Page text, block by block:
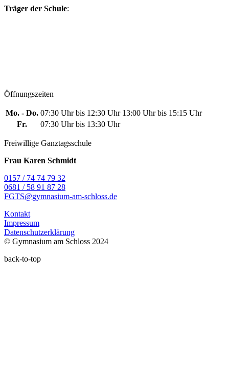
Träger der Schule:
Öffnungszeiten
Mo. - Do. 07:30 Uhr bis 12:30 Uhr 13:00 Uhr bis 15:15 Uhr
Fr.
07:30 Uhr bis 13:30 Uhr
Freiwillige Ganztagsschule
Frau Karen Schmidt
0157 / 74 74 79 32
0681 / 58 91 87 28
FGTS@gymnasium-am-schloss.de
Kontakt
Impressum
Datenschutzerklärung
© Gymnasium am Schloss 2024
back-to-top